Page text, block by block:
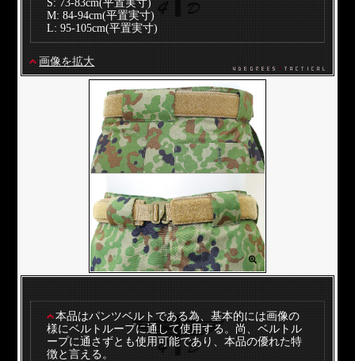
M: 84-94cm(平置実寸)
L: 95-105cm(平置実寸)
画像を拡大
本品はパンツベルトである為、基本的には画像の
様にベルトループに通して使用する。尚、ベルトル
ープに通さずとも使用可能であり、本品の優れた特
徴と言える。